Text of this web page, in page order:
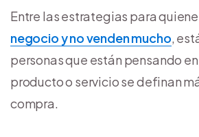
Entre las estrategias para
negocio y no venden mucho,
personas que están pensando
producto o servicio se definan
compra.